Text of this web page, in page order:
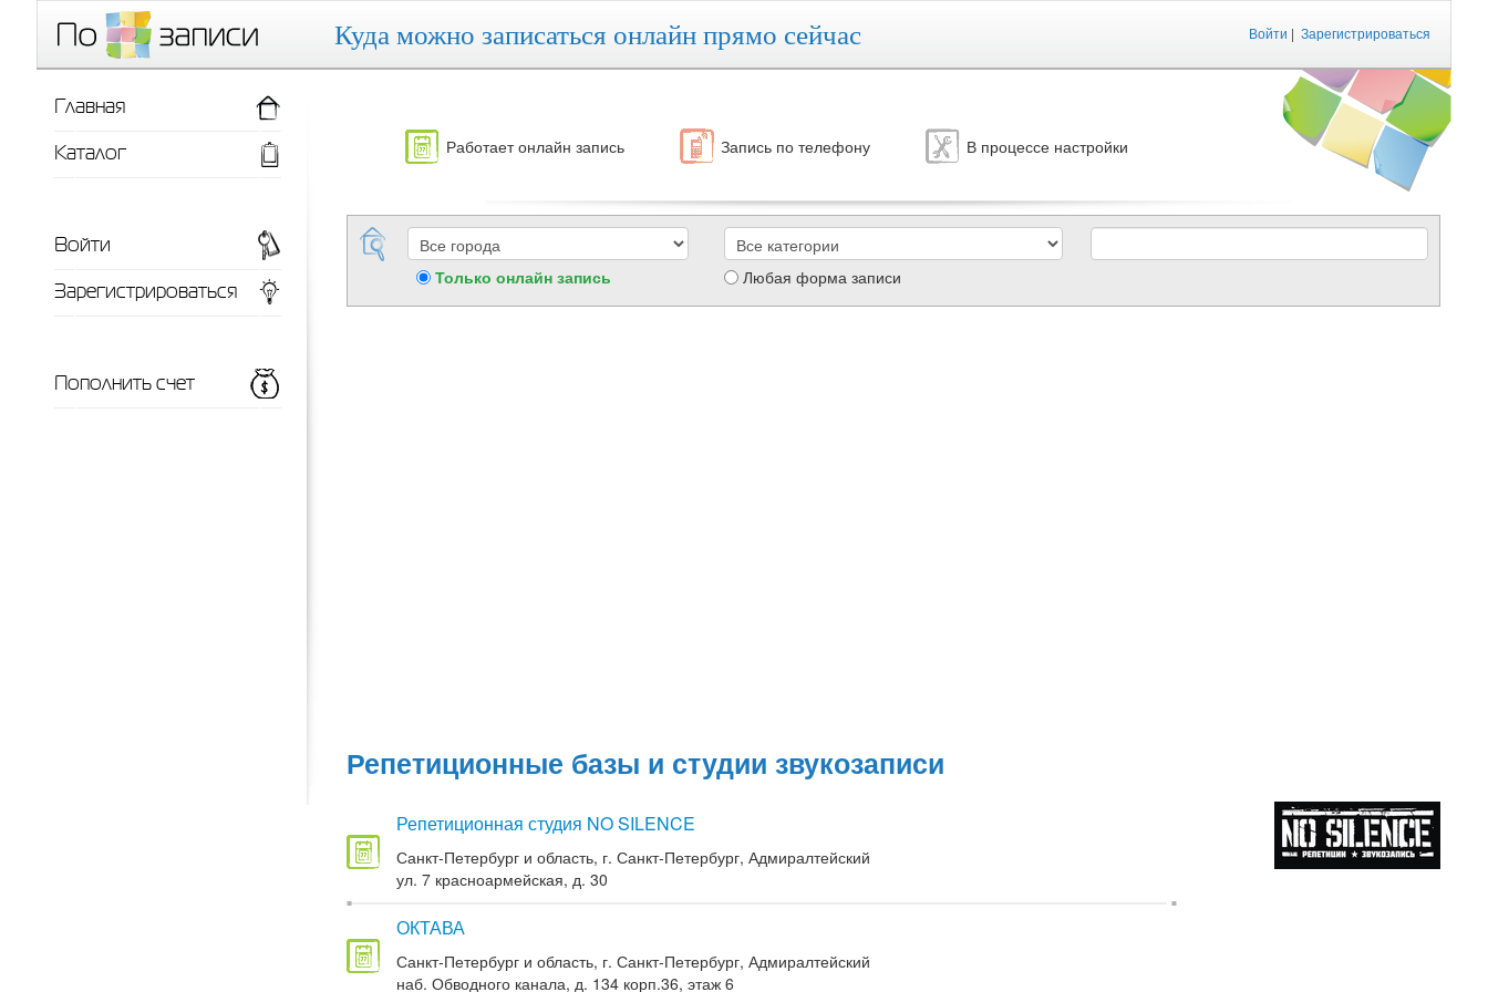
Войти | Зарегистрироваться
Куда можно записаться онлайн прямо сейчас
Работает онлайн запись Запись по телефону В процессе настройки
Только онлайн запись Любая форма записи
Репетиционные базы и студии звукозаписи
Репетиционная студия NO SILENCE
Санкт-Петербург и область, г. Санкт-Петербург, Адмиралтейский
ул. 7 красноармейская, д. 30
ОКТАВА
Санкт-Петербург и область, г. Санкт-Петербург, Адмиралтейский
наб. Обводного канала, д. 134 корп.36, этаж 6
Главная
Каталог
Войти
Зарегистрироваться
Пополнить счет